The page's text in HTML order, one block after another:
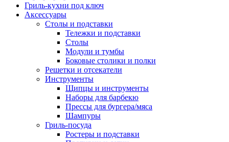
Гриль-кухни под ключ
Аксессуары
Столы и подставки
Тележки и подставки
Столы
Модули и тумбы
Боковые столики и полки
Решетки и отсекатели
Инструменты
Щипцы и инструменты
Наборы для барбекю
Прессы для бургера/мяса
Шампуры
Гриль-посуда
Ростеры и подставки